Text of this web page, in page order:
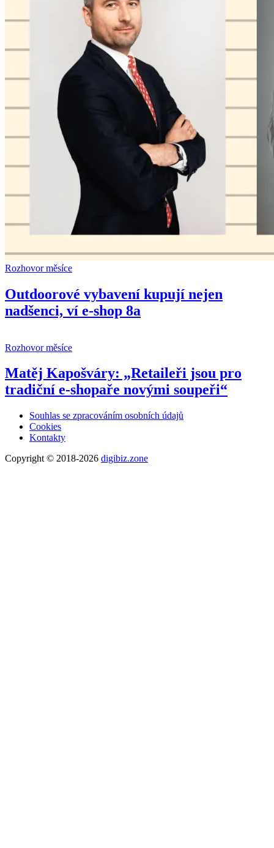
Rozhovor měsíce
Outdoorové vybavení kupují nejen
nadšenci, ví e-shop 8a
Rozhovor měsíce
Matěj Kapošváry: „Retaileři jsou pro
tradiční e-shopaře novými soupeři“
Souhlas se zpracováním osobních údajů
Cookies
Kontakty
Copyright © 2018-2026 digibiz.zone